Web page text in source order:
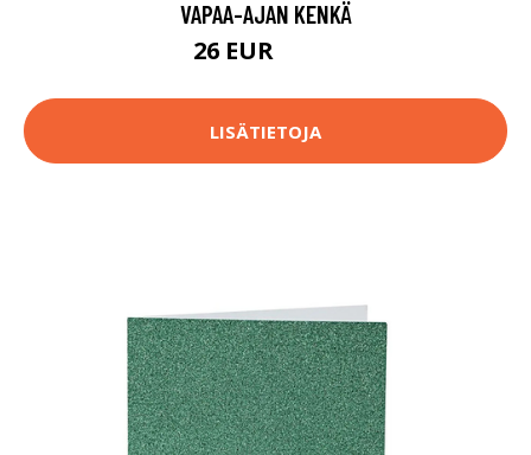
VAPAA-AJAN KENKÄ
26 EUR
LISÄTIETOJA